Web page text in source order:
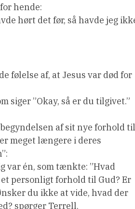
hende:
hørt det før, så havde jeg
følelse af, at Jesus var død for
siger ”Okay, så er du tilgivet.”
af sit nye forhold til
meget længere i deres
var én, som tænkte: ”Hvad
personligt forhold til Gud? Er
du ikke at vide, hvad der
spørger Terrell.